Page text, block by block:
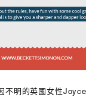
不明的英國女性